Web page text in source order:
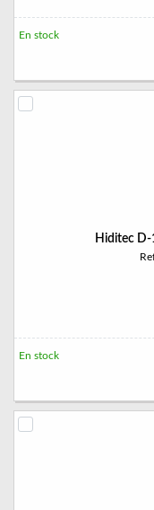
En stock
Hiditec
En stock